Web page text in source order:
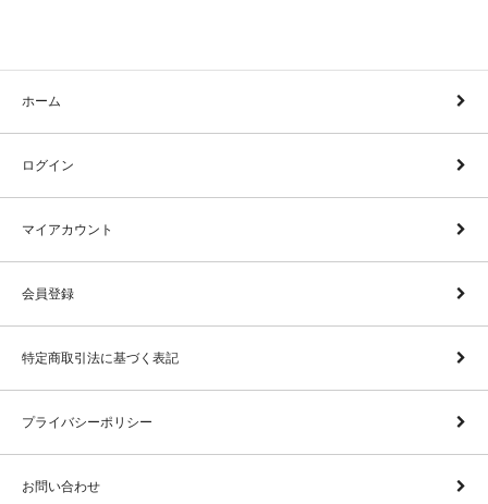
ホーム
ログイン
マイアカウント
会員登録
特定商取引法に基づく表記
プライバシーポリシー
お問い合わせ